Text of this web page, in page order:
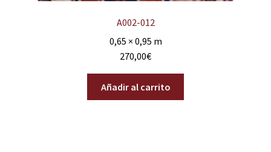
A002-012
0,65 × 0,95 m
270,00€
Añadir al carrito